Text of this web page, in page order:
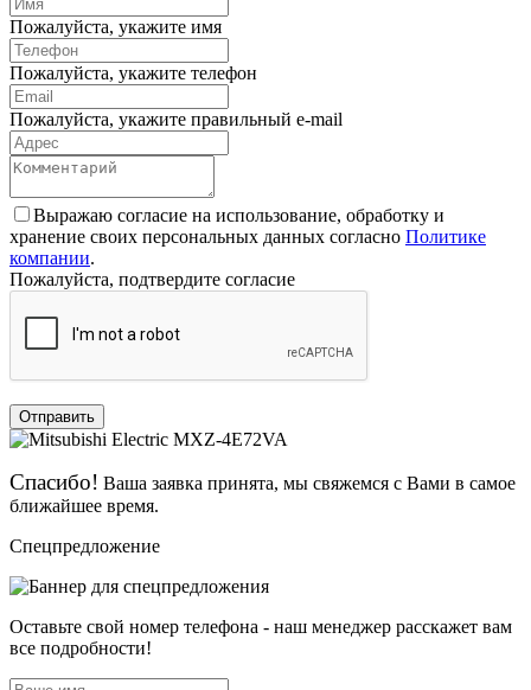
Пожалуйста, укажите имя
Пожалуйста, укажите телефон
Пожалуйста, укажите правильный e-mail
Выражаю согласие на использование, обработку и
хранение своих персональных данных согласно Политике
компании.
Пожалуйста, подтвердите согласие
Отправить
Спасибо! Ваша заявка принята, мы свяжемся с Вами в самое
ближайшее время.
Спецпредложение
Оставьте свой номер телефона - наш менеджер расскажет вам
все подробности!